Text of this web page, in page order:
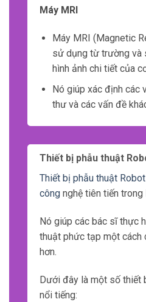
Máy MRI
Máy MRI (Magnetic
sử dụng từ trường và
hình ảnh chi tiết của
Nó giúp xác định các
thư và các vấn đề
Thiết bị phẫu thuật
Thiết bị phẫu thuật
công nghệ tiên tiến trong
Nó giúp các bác sĩ thực
thuật phức tạp một cách
hơn.
Dưới đây là một số thiết
nổi tiếng: